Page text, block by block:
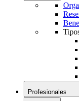
Profesionales